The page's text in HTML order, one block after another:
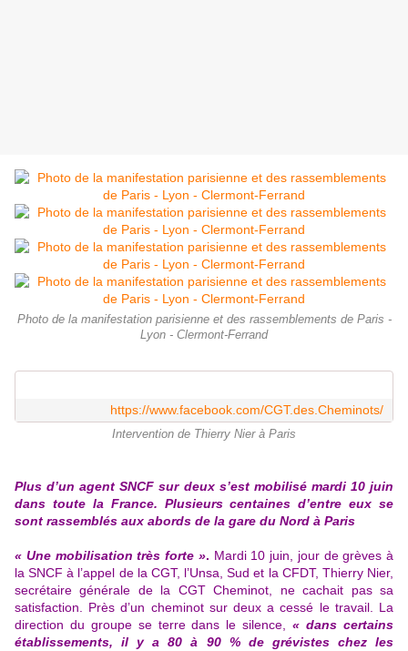
Photo de la manifestation parisienne et des rassemblements de Paris -
Lyon - Clermont-Ferrand
https://www.facebook.com/CGT.des.Cheminots/
Intervention de Thierry Nier à Paris
Plus d’un agent SNCF sur deux s’est mobilisé mardi 10 juin
dans toute la France. Plusieurs centaines d’entre eux se
sont rassemblés aux abords de la gare du Nord à Paris
« Une mobilisation très forte ». Mardi 10 juin, jour de grèves à
la SNCF à l’appel de la CGT, l’Unsa, Sud et la CFDT, Thierry Nier,
secrétaire générale de la CGT Cheminot, ne cachait pas sa
satisfaction. Près d’un cheminot sur deux a cessé le travail. La
direction du groupe se terre dans le silence,« dans certains
établissements, il y a 80 à 90 % de grévistes chez les